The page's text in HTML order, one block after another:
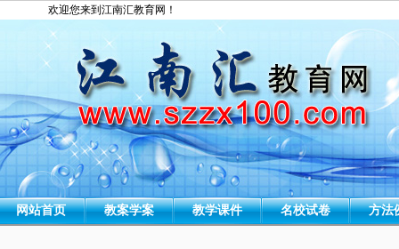
欢迎您来到江南汇教育网！
网站首页 教案学案 教学课件 名校试卷 方法